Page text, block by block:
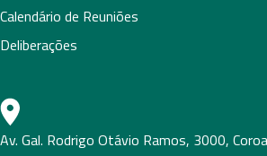
Calendário de Reuniões
Deliberações
Av. Gal. Rodrigo Otávio Ramos, 3000,